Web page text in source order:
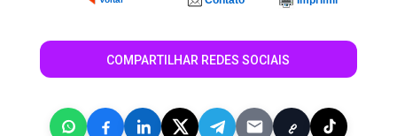
COMPARTILHAR REDES SOCIAIS